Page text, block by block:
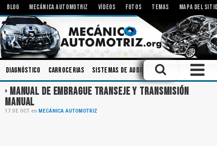
BLOG MECÁNICA AUTOMOTRIZ VÍDEOS FOTOS TEMAS MAPA DEL
Diagnóstico Carrocerias Sistemas de Audio Herramientas
MANUAL DE EMBRAGUE TRANSEJE Y TRANSMISIÓN
MANUAL
17 DE OCT en MECÁNICA AUTOMOTRIZ